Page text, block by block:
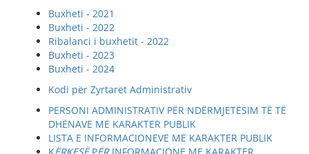
Buxheti - 2021
Buxheti - 2022
Ribalanci i buxhetit - 2022
Buxheti - 2023
Buxheti - 2024
Kodi për Zyrtarët Administrativ
PERSONI ADMINISTRATIV PËR NDËRMJETËSIM TË TË
DHËNAVE ME KARAKTER PUBLIK
LISTA E INFORMACIONEVE ME KARAKTER PUBLIK